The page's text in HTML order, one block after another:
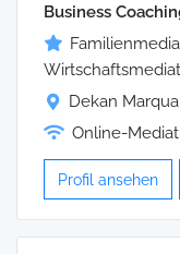
Business
Dekan
Online-
Profil ansehen